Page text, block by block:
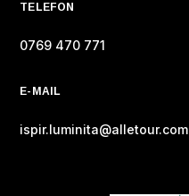
TELEFON
0769 470 771
E-MAIL
ispir.luminita@alletour.com